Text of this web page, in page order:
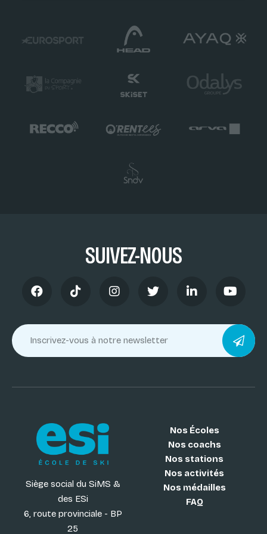
SUIVEZ-NOUS
Siège social du SiMS &
des ESi
6, route provinciale - BP
25
Nos Écoles
Nos coachs
Nos stations
Nos activités
Nos médailles
FAQ